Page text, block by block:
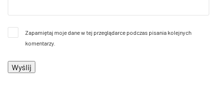
Zapamiętaj moje dane w tej przeglądarce podczas pisania kolejnych
komentarzy.